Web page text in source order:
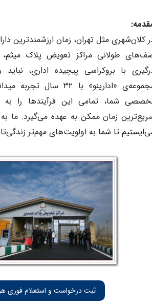
ثبت درخواست و استعلام فوری
کلان‌شهری مثل تهران، زمان ارزشمندترین
طولانی مراکز تعویض پلاک میثم،
با بروکراسی پیچیده اداری،
مجموعه‌ی «ادارینو» با ۳۲
شما، تمامی این فرآیندها را
زمان ممکن به عهده می‌گیرد. ما
تا شما به اولویت‌های مهم‌تر